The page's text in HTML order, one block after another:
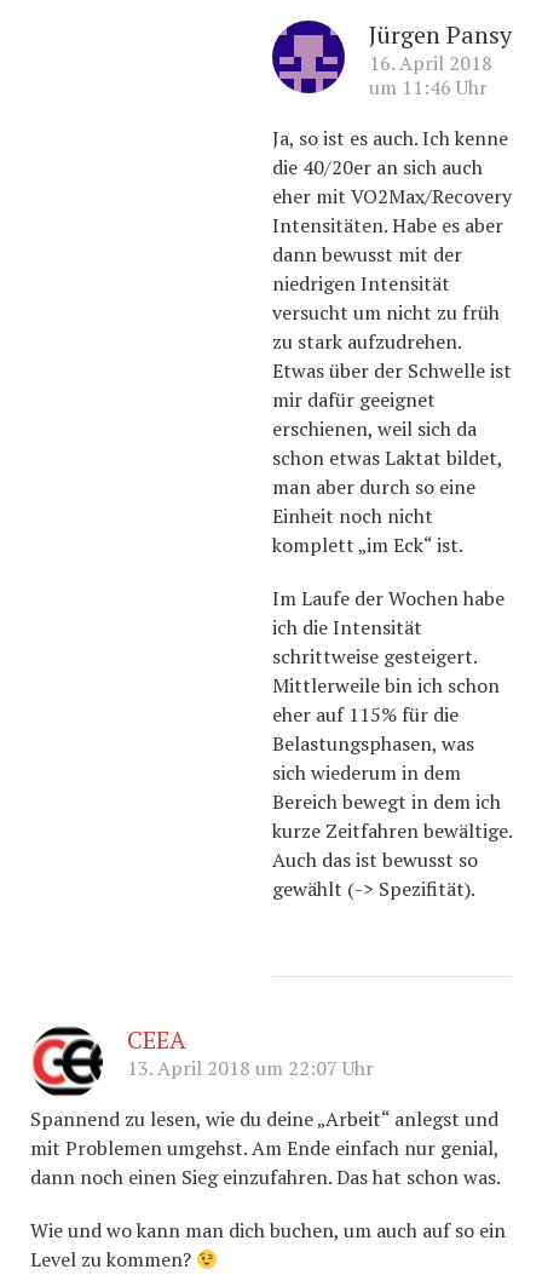
Jürgen Pansy
16. April 2018
um 11:46 Uhr
Ja, so ist es auch. Ich kenne
die 40/20er an sich auch
eher mit VO2Max/Recovery
Intensitäten. Habe es aber
dann bewusst mit der
niedrigen Intensität
versucht um nicht zu früh
zu stark aufzudrehen.
Etwas über der Schwelle ist
mir dafür geeignet
erschienen, weil sich da
schon etwas Laktat bildet,
man aber durch so eine
Einheit noch nicht
komplett „im Eck“ ist.
Im Laufe der Wochen habe
ich die Intensität
schrittweise gesteigert.
Mittlerweile bin ich schon
eher auf 115% für die
Belastungsphasen, was
sich wiederum in dem
Bereich bewegt in dem ich
kurze Zeitfahren bewältige.
Auch das ist bewusst so
gewählt (-> Spezifität).
CEEA
13. April 2018 um 22:07 Uhr
Spannend zu lesen, wie du deine „Arbeit“ anlegst und
mit Problemen umgehst. Am Ende einfach nur genial,
dann noch einen Sieg einzufahren. Das hat schon was.
Wie und wo kann man dich buchen, um auch auf so ein
Level zu kommen?